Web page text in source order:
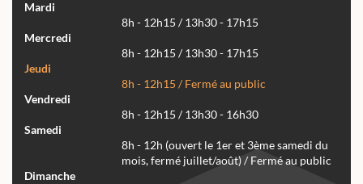
Mardi
8h - 12h15 / 13h30 - 17h15
Mercredi
8h - 12h15 / 13h30 - 17h15
Jeudi
8h - 12h15 / Fermé au public
Vendredi
8h - 12h15 / 13h30 - 16h30
Samedi
8h - 12h (ouvert le 1er et 3ème samedi du
mois, fermé juillet/août) / Fermé au public
Dimanche